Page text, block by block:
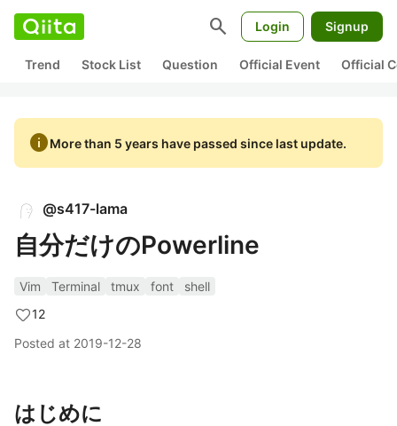
search Login Signup
Trend Stock List Question Official Event Official
infoMore than 5 years have passed since last update.
@s417-lama
自分だけのPowerline
Vim Terminal tmux font
shell
12
Posted at 2019-12-28
はじめに